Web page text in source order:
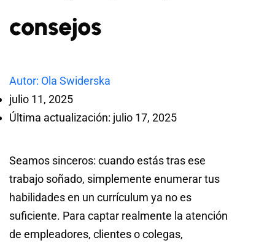
consejos
Autor: Ola Swiderska
julio 11, 2025
Última actualización: julio 17, 2025
Seamos sinceros: cuando estás tras ese
trabajo soñado, simplemente enumerar tus
habilidades en un currículum ya no es
suficiente. Para captar realmente la atención
de empleadores, clientes o colegas,